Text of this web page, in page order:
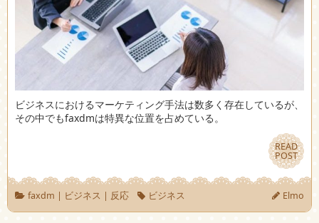
ビジネスにおけるマーケティング手法は数多く存在しているが、
その中でもfaxdmは特異な位置を占めている。
READ
POST
READ
POST
faxdm | ビジネス | 反応 ビジネス Elmo